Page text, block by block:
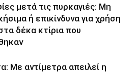
μετά τις πυρκαγιές: Μη
ή επικίνδυνα για χρήση
δέκα κτίρια που
Με αντίμετρα απειλεί η